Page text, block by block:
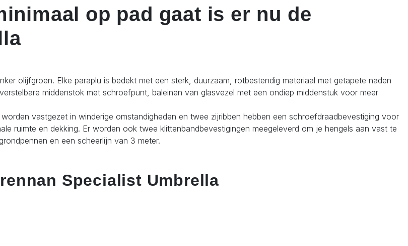
op pad gaat is er nu de
olijfgroen. Elke paraplu is bedekt met een sterk, duurzaam, rotbestendig materiaal met getapete naden
middenstok met schroefpunt, baleinen van glasvezel met een ondiep middenstuk voor meer
vastgezet in winderige omstandigheden en twee zijribben hebben een schroefdraadbevestiging voor
ruimte en dekking. Er worden ook twee klittenbandbevestigingen meegeleverd om je hengels aan vast te
en een scheerlijn van 3 meter.
Specialist Umbrella